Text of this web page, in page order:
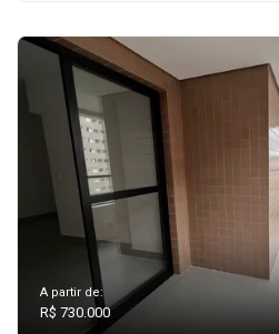
A partir de:
R$ 730.000